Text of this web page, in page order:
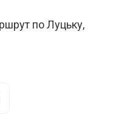
по Луцьку,